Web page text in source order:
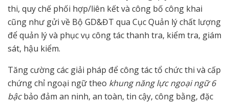
thi, quy chế phối hợp/liên kết và công bố công khai
cũng như gửi về Bộ GD&ĐT qua Cục Quản lý chất lượng
để quản lý và phục vụ công tác thanh tra, kiểm tra, giám
sát, hậu kiểm.
Tăng cường các giải pháp để công tác tổ chức thi và cấp
chứng chỉ ngoại ngữ theo khung năng lực ngoại ngữ 6
bậcbảo đảm an ninh, an toàn, tin cậy, công bằng, đặc